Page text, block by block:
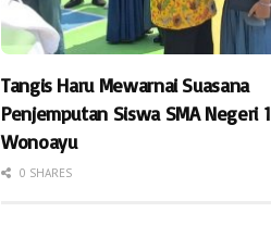
Tangis Haru Mewarnai Suasana
Penjemputan Siswa SMA Negeri 1
Wonoayu
0 SHARES